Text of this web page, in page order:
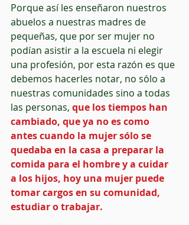
Porque así les enseñaron nuestros
abuelos a nuestras madres de
pequeñas, que por ser mujer no
podían asistir a la escuela ni elegir
una profesión, por esta razón es que
debemos hacerles notar, no sólo a
nuestras comunidades sino a todas
las personas, que los tiempos han
cambiado, que ya no es como
antes cuando la mujer sólo se
quedaba en la casa a preparar la
comida para el hombre y a cuidar
a los hijos, hoy una mujer puede
tomar cargos en su comunidad,
estudiar o trabajar.